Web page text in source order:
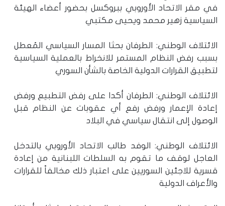
في مقر الاتحاد الأوروبي ببروكسل بحضور أعضاء الهيئة
السياسية زهير محمد ويحيى مكتبي
الائتلاف الوطني: الطرفان بحثا المسار السياسي المُعطل
بسبب رفض النظام المستمر للانخراط بالعملية السياسية
لتطبيق القرارات الدولية الخاصة بالشأن السوري
الائتلاف الوطني: الطرفان أكدا على رفض التطبيع ورفض
إعادة الإعمار ورفض رفع أي عقوبات عن النظام قبل
الوصول إلى انتقال سياسي في البلاد
الائتلاف الوطني: الوفد طالب الاتحاد الأوروبي بالتدخل
العاجل لوقف ما تقوم به السلطات اللبنانية من إعادة
قسرية للاجئين السوريين على اعتبار ذلك مخالفاً للقرارات
والأعراف الدولية